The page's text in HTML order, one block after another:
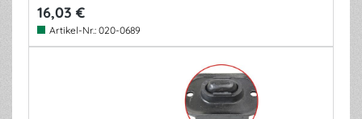
16,03 €
Artikel-Nr.: 020-0689